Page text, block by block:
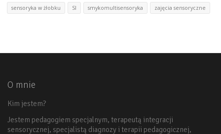
sensoryka w żłobku SI smykomultisensoryka zajęcia sensoryczne
O mnie
Kim jestem?
Jestem pedagogiem specjalnym, terapeutą integracji
sensorycznej, specjalistą diagnozy i terapii pedagogicznej,